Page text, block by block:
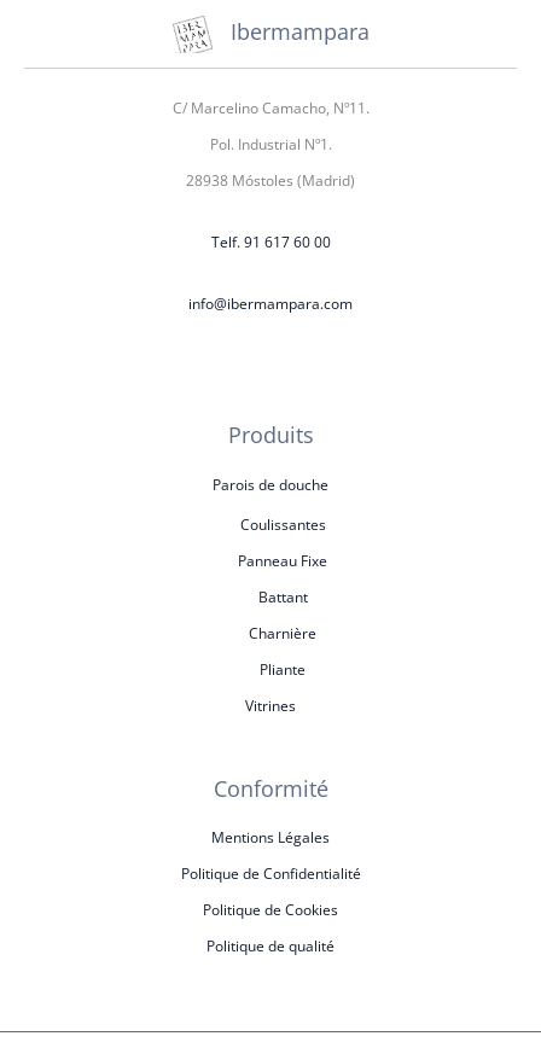
Ibermampara
C/ Marcelino Camacho, Nº11.
Pol. Industrial Nº1.
28938 Móstoles (Madrid)
Telf. 91 617 60 00
info@ibermampara.com
Produits
Parois de douche
Coulissantes
Panneau Fixe
Battant
Charnière
Pliante
Vitrines
Conformité
Mentions Légales
Politique de Confidentialité
Politique de Cookies
Politique de qualité